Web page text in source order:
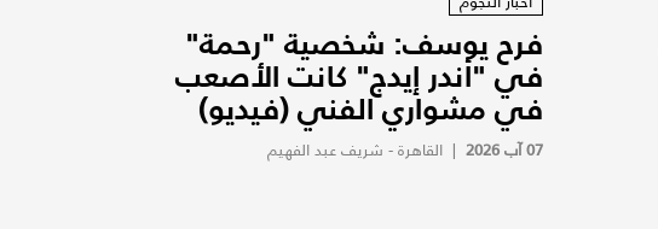
فرح يوسف: شخصية "رحمة"
في "أندر إيدج" كانت الأصعب
في مشواري الفني (فيديو)
07 آب 2026 |القاهرة - شريف عبد الفهيم